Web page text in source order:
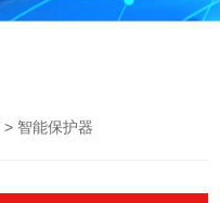
> 智能保护器